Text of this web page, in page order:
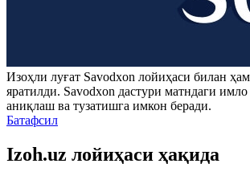
Изоҳли луғат Savodxon лойиҳаси билан
яратилди. Savodxon дастури матндаги
аниқлаш ва тузатишга имкон беради.
Батафсил
Izoh.uz лойиҳаси ҳақида